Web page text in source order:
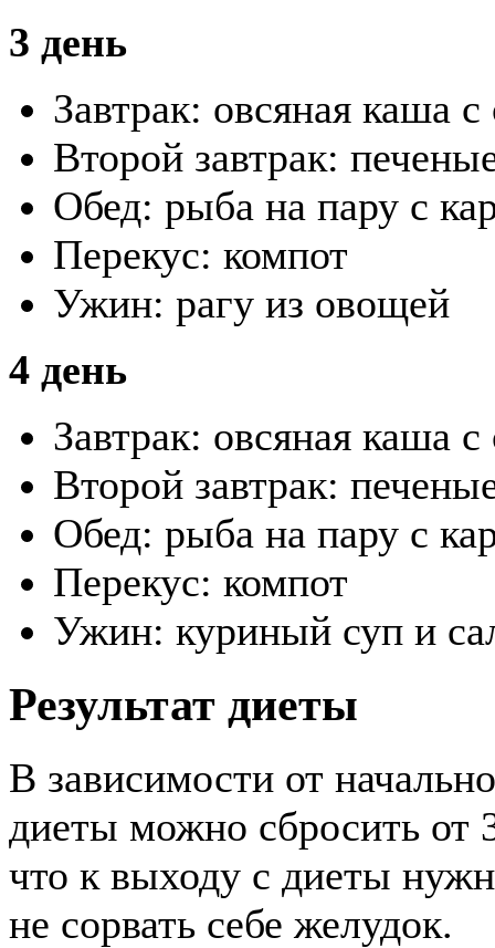
3 день
Завтрак: овсяная каша
Второй завтрак:
Обед: рыба на пару с
Перекус: компот
Ужин: рагу из овощей
4 день
Завтрак: овсяная каша
Второй завтрак:
Обед: рыба на пару с
Перекус: компот
Ужин: куриный суп и
Результат диеты
В зависимости от
диеты можно сбросить от
что к выходу с диеты
не сорвать себе желудок.